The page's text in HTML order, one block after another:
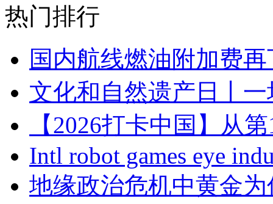
热门排行
国内航线燃油附加费
文化和自然遗产日丨
【2026打卡中国】从
Intl robot games eye
地缘政治危机中黄金